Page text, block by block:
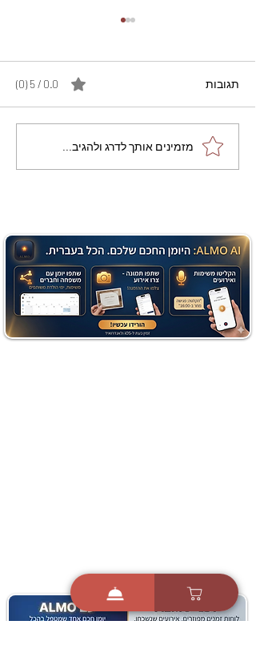
מתכון מנצח עוגת מייפל
שוקולד בחושה וקלה - זיוה
תגובות 0.0 / 5 ‏(0)
מזמינים אותך לדרג ולהגיב...